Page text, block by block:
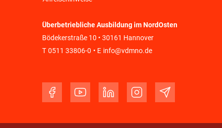
Überbetriebliche Ausbildung im NordOsten
Bödekerstraße 10 • 30161 Hannover
T 0511 33806-0 • E info@vdmno.de